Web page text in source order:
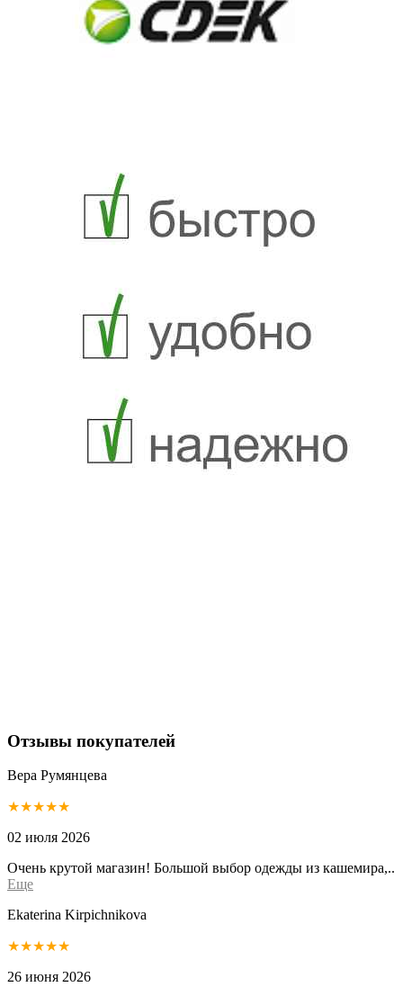
Отзывы покупателей
Вера Румянцева
★★★★★
02 июля 2026
Очень крутой магазин! Большой выбор одежды из кашемира,..
Еще
Ekaterina Kirpichnikova
★★★★★
26 июня 2026